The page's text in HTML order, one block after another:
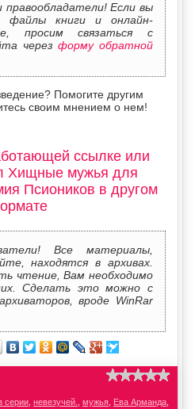
Если вы
файлы книги и онлайн-
просим связаться с
черезформу обратной
Помогите другим
своим мнением о нем!
ссылке или
Хищные мужья для
Псиоников в другом
Все материалы,
находятся в архивах.
чтение, Вам необходимо
Сделать это можно с
вроде WinRar
серии невезучей. мужья Ева Арманда